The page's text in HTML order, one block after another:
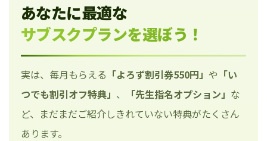
あなたに最適な
サブスクプランを選ぼう！
実は、毎月もらえる 「よろず割引券550円」 や 「い
つでも割引オフ特典」 、 「先生指名オプション」 な
ど、まだまだご紹介しきれていない特典がたくさん
あります。